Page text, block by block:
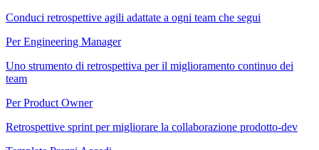
Conduci retrospettive agili adattate a ogni team che segui
Per Engineering Manager
Uno strumento di retrospettiva per il miglioramento continuo dei
team
Per Product Owner
Retrospettive sprint per migliorare la collaborazione prodotto-dev